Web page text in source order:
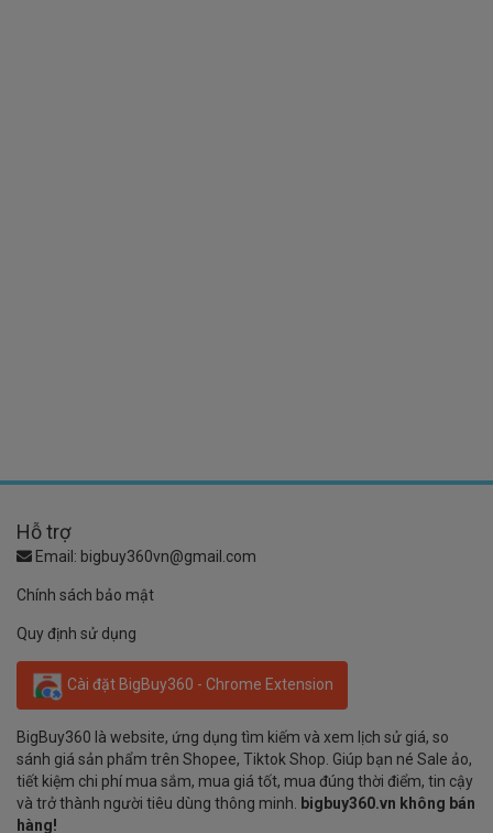
Hỗ trợ
Email: bigbuy360vn@gmail.com
Chính sách bảo mật
Quy định sử dụng
Cài đặt BigBuy360 - Chrome Extension
BigBuy360 là website, ứng dụng tìm kiếm và xem lịch sử giá, so
sánh giá sản phẩm trên Shopee, Tiktok Shop. Giúp bạn né Sale ảo,
tiết kiệm chi phí mua sắm, mua giá tốt, mua đúng thời điểm, tin cậy
và trở thành người tiêu dùng thông minh. bigbuy360.vn không bán
hàng!